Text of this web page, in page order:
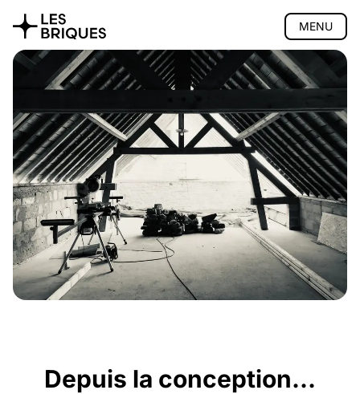
MENU
Coliving
Coworking
Salon de thé
Atelier bois
Privatisation
🇬🇧 English version
Depuis la conception…